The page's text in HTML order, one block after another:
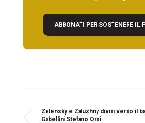
ABBONATI PER SOSTENERE IL
Zelensky e Zaluzhny divisi verso il
Gabellini Stefano Orsi